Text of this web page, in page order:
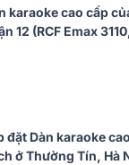
karaoke cao cấp
12 (RCF Emax
đặt Dàn karaoke
ở Thường Tín, Hà